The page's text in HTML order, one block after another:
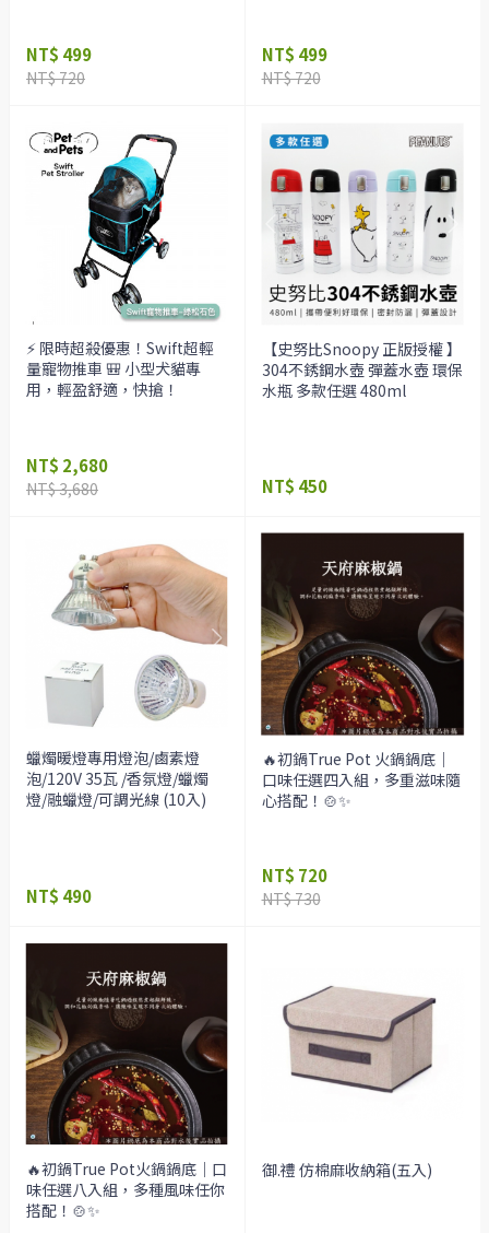
NT$ 499
NT$ 720
NT$ 499
NT$ 720
⚡ 限時超殺優惠！Swift超輕
量寵物推車 🎒 小型犬貓專
用，輕盈舒適，快搶！
NT$ 2,680
NT$ 3,680
【史努比Snoopy 正版授權 】
304不銹鋼水壺 彈蓋水壺 環保
水瓶 多款任選 480ml
NT$ 450
蠟燭暖燈專用燈泡/鹵素燈
泡/120V 35瓦 /香氛燈/蠟燭
燈/融蠟燈/可調光線 (10入)
NT$ 490
🔥初鍋True Pot 火鍋鍋底｜
口味任選四入組，多重滋味隨
心搭配！🍲✨
NT$ 720
NT$ 730
🔥初鍋True Pot火鍋鍋底｜口
味任選八入組，多種風味任你
搭配！🍲✨
御.禮 仿棉麻收納箱(五入)